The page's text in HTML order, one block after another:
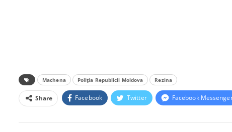
Machena Poliția Republicii Moldova Rezina
Share Facebook Twitter Facebook